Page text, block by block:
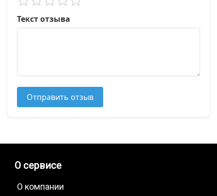
Текст отзыва
Отправить отзыв
О сервисе
О компании